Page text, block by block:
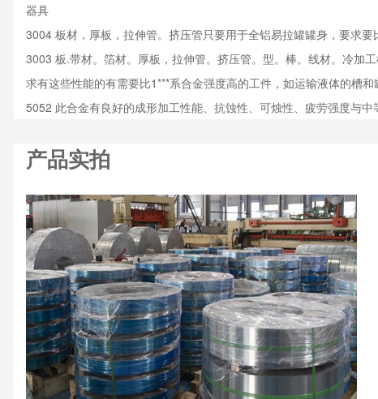
器具
3004 板材，厚板，拉伸管。挤压管只要用于全铝易拉罐罐身，要求
3003 板.带材。箔材。厚板，拉伸管。挤压管。型。棒。线材。冷加
求有这些性能的有需要比1***系合金强度高的工件，如运输液体的槽
5052 此合金有良好的成形加工性能、抗蚀性、可烛性、疲劳强度与
产品实拍